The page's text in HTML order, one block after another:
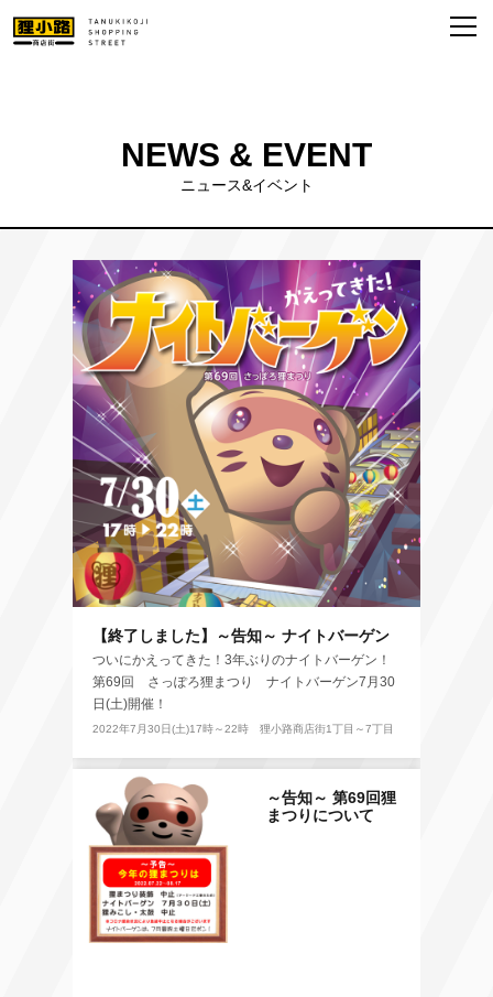
NEWS & EVENT
ニュース&イベント
【終了しました】～告知～ ナイトバーゲン
ついにかえってきた！3年ぶりのナイトバーゲン！
第69回 さっぽろ狸まつり ナイトバーゲン7月30
日(土)開催！
2022年7月30日(土)17時～22時 狸小路商店街1丁目～7丁目
～告知～ 第69回狸
まつりについて